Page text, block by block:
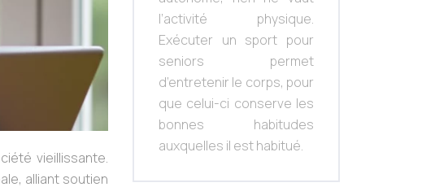
vieillissante.
alliant soutien
l’activité physique.
Exécuter un sport pour
seniors permet
d’entretenir le corps, pour
que celui-ci conserve les
bonnes habitudes
auxquelles il est habitué.